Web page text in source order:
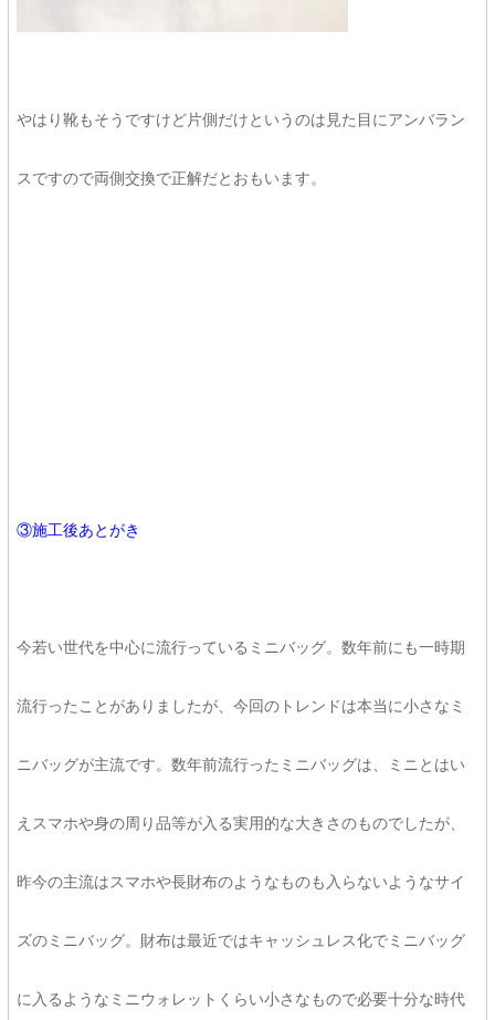
やはり靴もそうですけど片側だけというのは見た目にアンバラン
スですので両側交換で正解だとおもいます。
③施工後あとがき
今若い世代を中心に流行っているミニバッグ。数年前にも一時期
流行ったことがありましたが、今回のトレンドは本当に小さなミ
ニバッグが主流です。数年前流行ったミニバッグは、ミニとはい
えスマホや身の周り品等が入る実用的な大きさのものでしたが、
昨今の主流はスマホや長財布のようなものも入らないようなサイ
ズのミニバッグ。財布は最近ではキャッシュレス化でミニバッグ
に入るようなミニウォレットくらい小さなもので必要十分な時代